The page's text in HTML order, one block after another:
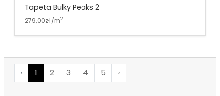
Tapeta Bulky Peaks 2
279,00zł /m2
‹ 1 2 3 4 5 ›